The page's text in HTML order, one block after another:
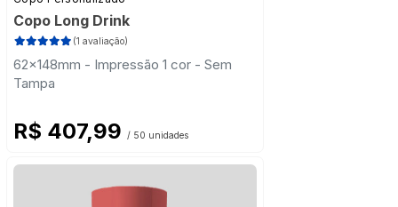
Copo Long Drink
(1 avaliação)
62x148mm - Impressão 1 cor - Sem
Tampa
R$ 407,99 / 50 unidades